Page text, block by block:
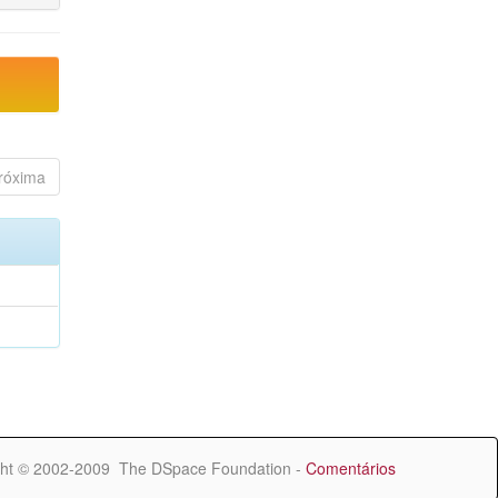
© 2002-2009 The DSpace Foundation - Comentários